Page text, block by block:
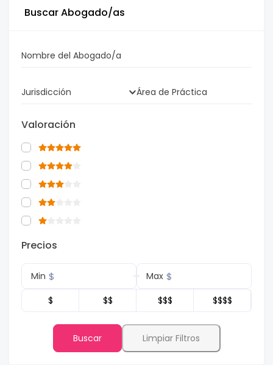
Buscar Abogado/as
Nombre del Abogado/a
Jurisdicción Área de Práctica
Valoración
Precios
Min $ Max $
$ $$ $$$ $$$$
Buscar Limpiar Filtros